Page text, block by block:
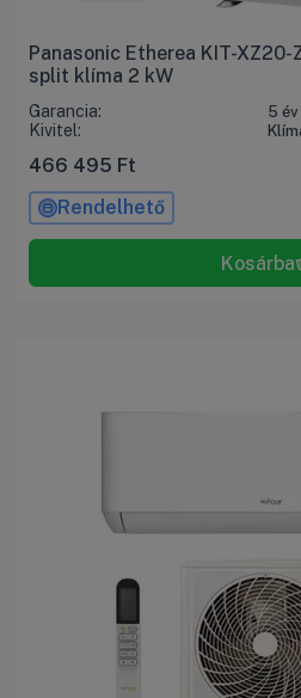
Panasonic Etherea KIT-
split klíma 2 kW
Garancia: 5 év
Kivitel:
466 495 Ft
Rendelhető